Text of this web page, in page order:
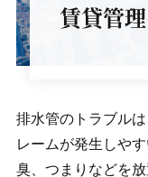
賃貸管
排水管のトラブル
レームが発生しや
臭、つまりなどを